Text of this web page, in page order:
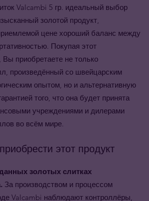
Valcambi 5 гр. идеальный выбор
золотой продукт,
цене хороший баланс между
Покупая этот
Вы приобретаете не только
произведённый со швейцарским
опытом, но и альтернативную
того, что она будет принята
учреждениями и дилерами
во всём мире.
этот продукт
золотых слитках
За производством и процессом
Valcambi наблюдают контроллёры,